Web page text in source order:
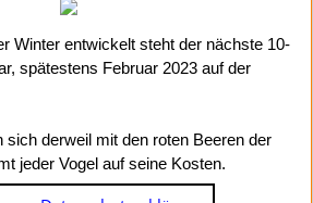
Winter entwickelt steht der nächste 10-
spätestens Februar 2023 auf der
sich derweil mit den roten Beeren der
jeder Vogel auf seine Kosten.